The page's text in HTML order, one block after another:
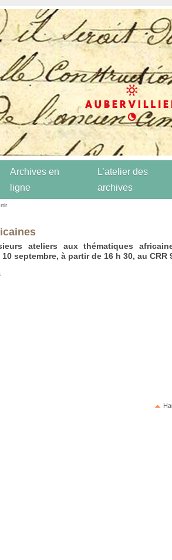
Archives en
ligne
L’atelier des
archives
ateliers aux thématiques
septembre, à partir de 16 h 30, au CRR